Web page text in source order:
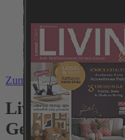
Zum Anfang der
Living & More
Geschenk für